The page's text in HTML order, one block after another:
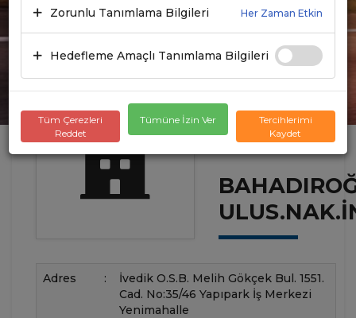
Adres :
İvedik O.S.B. Melih Gökçek Bul. 1551.
Cad. No:35/46 Yapıpark İş Merkezi
Yenimahalle
Zorunlu Tanımlama Bilgileri Her Zaman Etkin
Hedefleme Amaçlı Tanımlama Bilgileri
Tüm Çerezleri
Reddet
Tümüne İzin Ver
Tercihlerimi
Kaydet